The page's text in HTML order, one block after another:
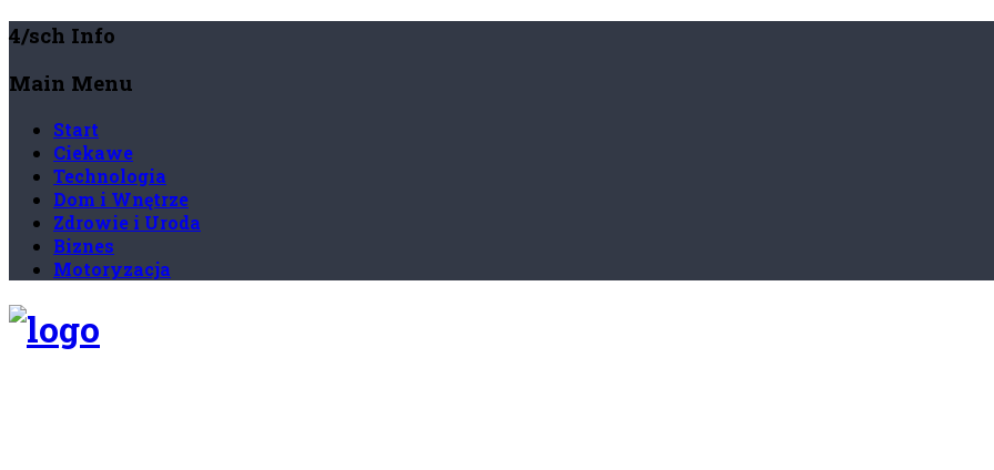
4/sch Info
Main Menu
Start
Ciekawe
Technologia
Dom i Wnętrze
Zdrowie i Uroda
Biznes
Motoryzacja